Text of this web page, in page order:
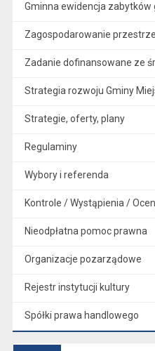
Gminna ewidencja zabytków
Zagospodarowanie
Zadanie dofinansowane ze
Strategia rozwoju Gminy
Strategie, oferty, plany
Regulaminy
Wybory i referenda
Kontrole / Wystąpienia /
Nieodpłatna pomoc prawna
Organizacje pozarządowe
Rejestr instytucji kultury
Spółki prawa handlowego